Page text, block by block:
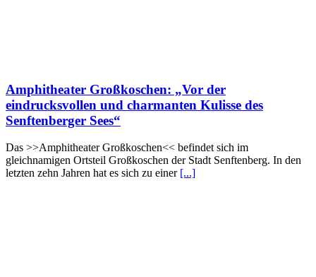
Amphitheater Großkoschen: „Vor der
eindrucksvollen und charmanten Kulisse des
Senftenberger Sees“
Das >>Amphitheater Großkoschen<< befindet sich im
gleichnamigen Ortsteil Großkoschen der Stadt Senftenberg. In den
letzten zehn Jahren hat es sich zu einer [...]